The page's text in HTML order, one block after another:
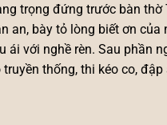
trọng đứng trước bàn
an, bày tỏ lòng biết ơn
ái với nghề rèn. Sau phần
thống, thi kéo co,